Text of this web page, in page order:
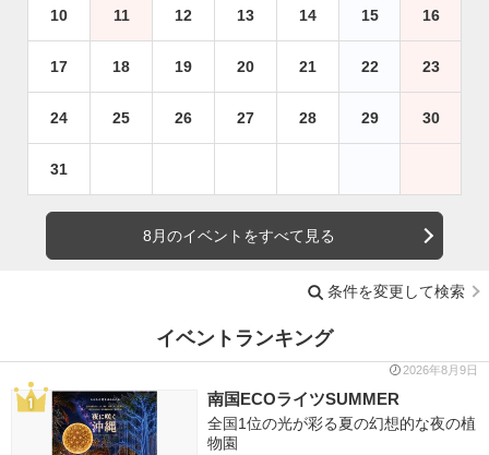
10 11 12 13 14 15 16
17 18 19 20 21 22 23
24 25 26 27 28 29 30
31
8月のイベントをすべて見る
条件を変更して検索
イベントランキング
2026年8月9日
南国ECOライツSUMMER
全国1位の光が彩る夏の幻想的な夜の植
物園